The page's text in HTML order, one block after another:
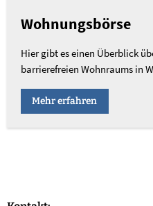
Wohnungsbörse
Hier gibt es einen Überblick
barrierefreien Wohnraums in
Mehr erfahren